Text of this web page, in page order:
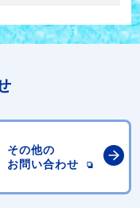
その他の
お問い合わせ